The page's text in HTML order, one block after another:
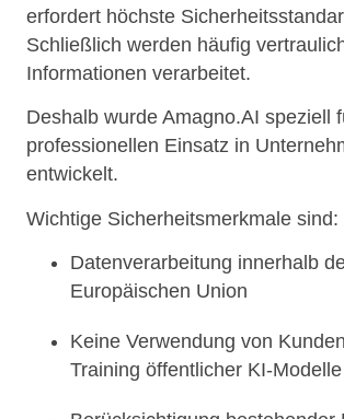
erfordert höchste
Schließlich werden häufig
Informationen verarbeitet.
Deshalb wurde Amagno.AI speziell
professionellen Einsatz in
entwickelt.
Wichtige Sicherheitsmerkmale sind:
Datenverarbeitung innerhalb
Europäischen Union
Keine Verwendung von
Training öffentlicher KI-Modelle